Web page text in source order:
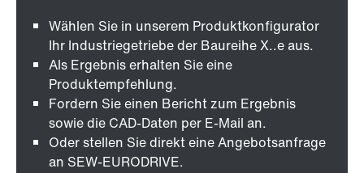
Wählen Sie in unserem Produktkonfigurator
Ihr Industriegetriebe der Baureihe X..e aus.
Als Ergebnis erhalten Sie eine
Produktempfehlung.
Fordern Sie einen Bericht zum Ergebnis
sowie die CAD-Daten per E-Mail an.
Oder stellen Sie direkt eine Angebotsanfrage
an SEW-EURODRIVE.